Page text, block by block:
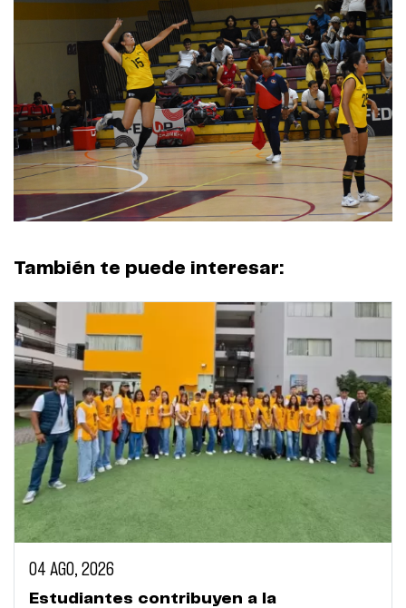
También te puede interesar:
04 AGO, 2026
Estudiantes contribuyen a la